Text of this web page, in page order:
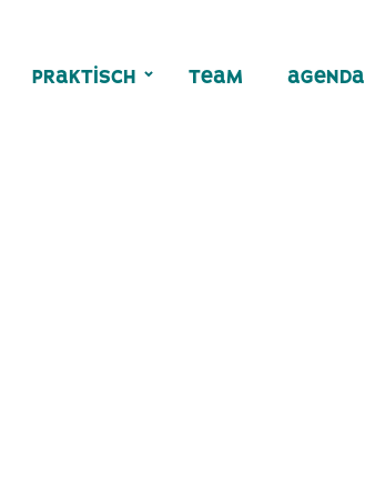
praktisch team agenda
praktisch team agenda